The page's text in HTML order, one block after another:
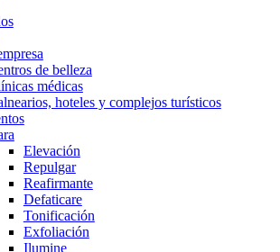
de belleza
médicas
hoteles y complejos turísticos
Elevación
Repulgar
Reafirmante
Defaticare
Tonificación
Exfoliación
Ilumine